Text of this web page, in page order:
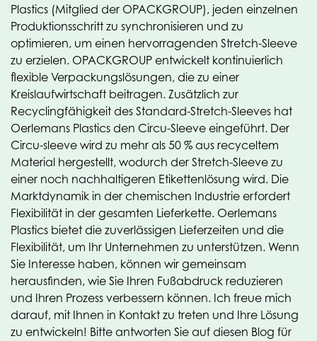
Plastics (Mitglied der OPACKGROUP), jeden einzelnen
Produktionsschritt zu synchronisieren und zu
optimieren, um einen hervorragenden Stretch-Sleeve
zu erzielen. OPACKGROUP entwickelt kontinuierlich
flexible Verpackungslösungen, die zu einer
Kreislaufwirtschaft beitragen. Zusätzlich zur
Recyclingfähigkeit des Standard-Stretch-Sleeves hat
Oerlemans Plastics den Circu-Sleeve eingeführt. Der
Circu-sleeve wird zu mehr als 50 % aus recyceltem
Material hergestellt, wodurch der Stretch-Sleeve zu
einer noch nachhaltigeren Etikettenlösung wird. Die
Marktdynamik in der chemischen Industrie erfordert
Flexibilität in der gesamten Lieferkette. Oerlemans
Plastics bietet die zuverlässigen Lieferzeiten und die
Flexibilität, um Ihr Unternehmen zu unterstützen. Wenn
Sie Interesse haben, können wir gemeinsam
herausfinden, wie Sie Ihren Fußabdruck reduzieren
und Ihren Prozess verbessern können. Ich freue mich
darauf, mit Ihnen in Kontakt zu treten und Ihre Lösung
zu entwickeln! Bitte antworten Sie auf diesen Blog für